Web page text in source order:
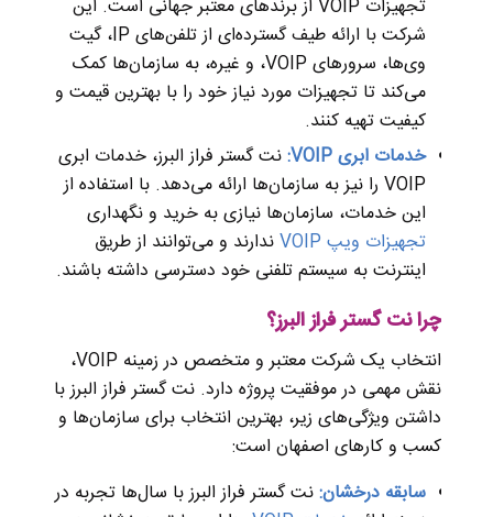
تجهیزات VOIP از برندهای معتبر جهانی است. این
شرکت با ارائه طیف گسترده‌ای از تلفن‌های IP، گیت
وی‌ها، سرورهای VOIP، و غیره، به سازمان‌ها کمک
می‌کند تا تجهیزات مورد نیاز خود را با بهترین قیمت و
کیفیت تهیه کنند.
خدمات ابری VOIP:
نت گستر فراز البرز، خدمات ابری
VOIP را نیز به سازمان‌ها ارائه می‌دهد. با استفاده از
این خدمات، سازمان‌ها نیازی به خرید و نگهداری
تجهیزات ویپ VOIP
ندارند و می‌توانند از طریق
اینترنت به سیستم تلفنی خود دسترسی داشته باشند.
چرا نت گستر فراز البرز؟
انتخاب یک شرکت معتبر و متخصص در زمینه VOIP،
نقش مهمی در موفقیت پروژه دارد. نت گستر فراز البرز با
داشتن ویژگی‌های زیر، بهترین انتخاب برای سازمان‌ها و
کسب و کارهای اصفهان است:
سابقه درخشان:نت گستر فراز البرز با سال‌ها تجربه در